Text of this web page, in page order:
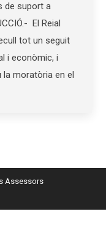
de suport a
El Reial
tot un seguit
i econòmic, i
moratòria en el
Assessors